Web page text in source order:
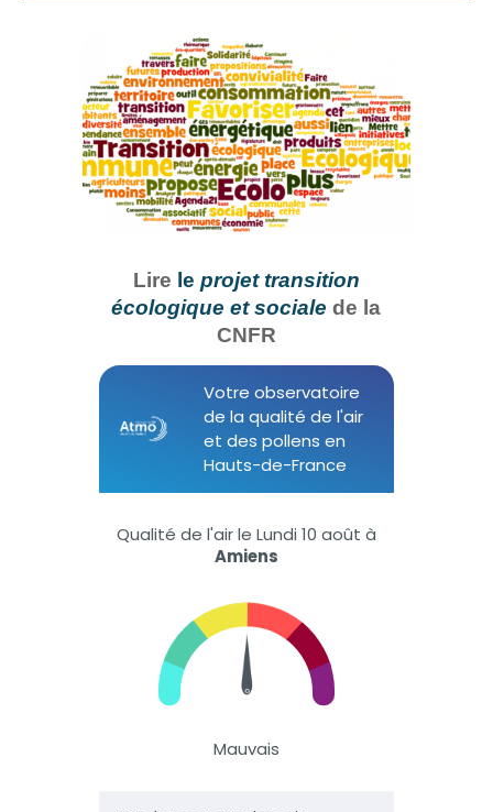
Lire le projet transition
écologique et socialede la
CNFR